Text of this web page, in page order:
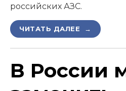
российских АЗС.
ЧИТАТЬ ДАЛЕЕ →
В России